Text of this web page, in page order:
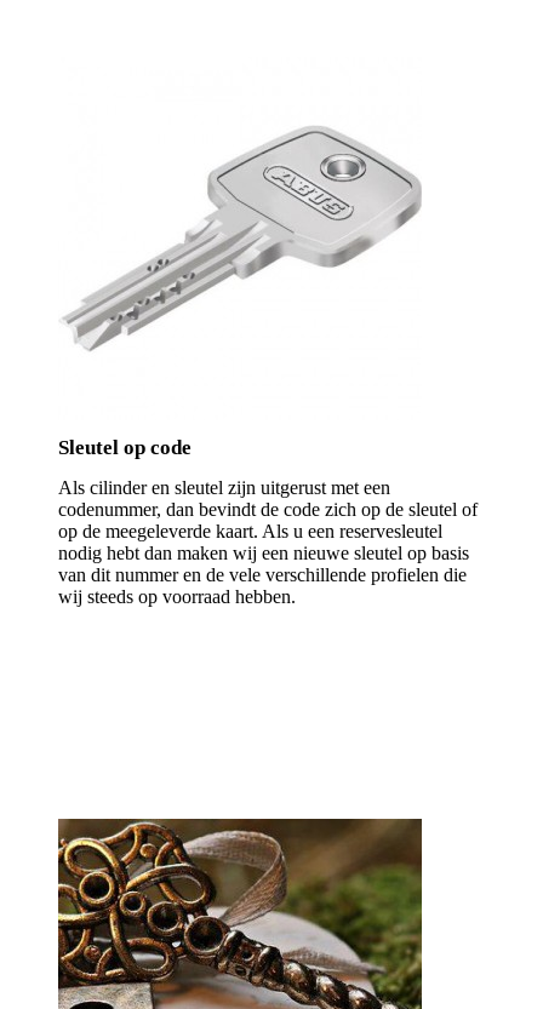
Sleutel op code
Als cilinder en sleutel zijn uitgerust met een
codenummer, dan bevindt de code zich op de sleutel of
op de meegeleverde kaart. Als u een reservesleutel
nodig hebt dan maken wij een nieuwe sleutel op basis
van dit nummer en de vele verschillende profielen die
wij steeds op voorraad hebben.